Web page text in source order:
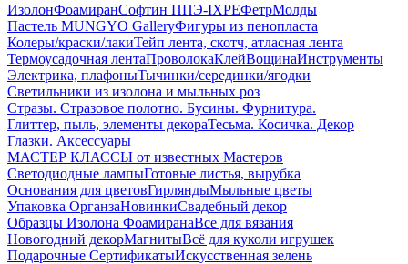
ИзолонФоамиранСофтин ППЭ-IXPEФетрМолды
Пастель MUNGYO GalleryФигуры из пенопласта
Колеры/краски/лакиТейп лента, скотч, атласная лента
Термоусадочная лентаПроволокаКлейВощинаИнструменты
Электрика, плафоныТычинки/серединки/ягодки
Светильники из изолона и мыльных роз
Стразы. Стразовое полотно. Бусины. Фурнитура.
Глиттер, пыль, элементы декораТесьма. Косичка. Декор
Глазки. Аксессуары
МАСТЕР КЛАССЫ от известных Мастеров
Светодиодные лампыГотовые листья, вырубка
Основания для цветовГирляндыМыльные цветы
Упаковка ОрганзаНовинкиСвадебный декор
Образцы Изолона ФоамиранаВсе для вязания
Новогодний декорМагнитыВсё для куколи игрушек
Подарочные СертификатыИскусственная зелень